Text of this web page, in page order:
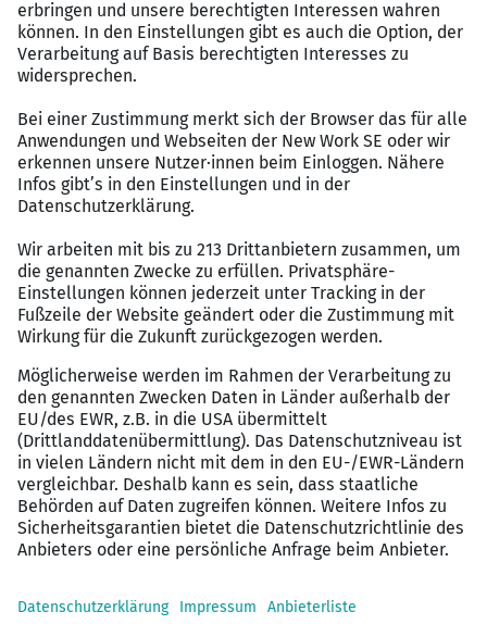
strategien.
Fähigkeit, komplexe Zusammenhänge klar zu
kommunizieren.
Strukturierte und lösungsorientierte
Arbeitsweise.
Interesse an der Weiterentwicklung im Bereich
Banking & Financial Services.
Vergütungspaket
Festanstellung mit langfristiger Perspektive.
Arbeitsort ausschließlich vor Ort in Stuttgart.
Professionelle und unterstützende
Unternehmenskultur.
Möglichkeiten zur fachlichen und persönlichen
Weiterentwicklung.
(m/w/d) im Bereich Banking & Financial Services in